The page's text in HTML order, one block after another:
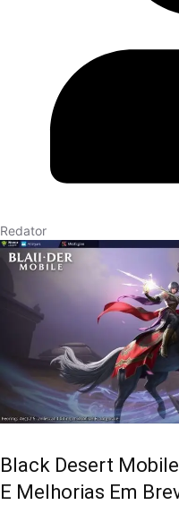
Redator
Black Desert
E Melhorias Em